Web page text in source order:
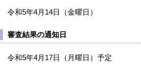
令和5年4月14日（金曜日）
審査結果の通知日
令和5年4月17日（月曜日）予定